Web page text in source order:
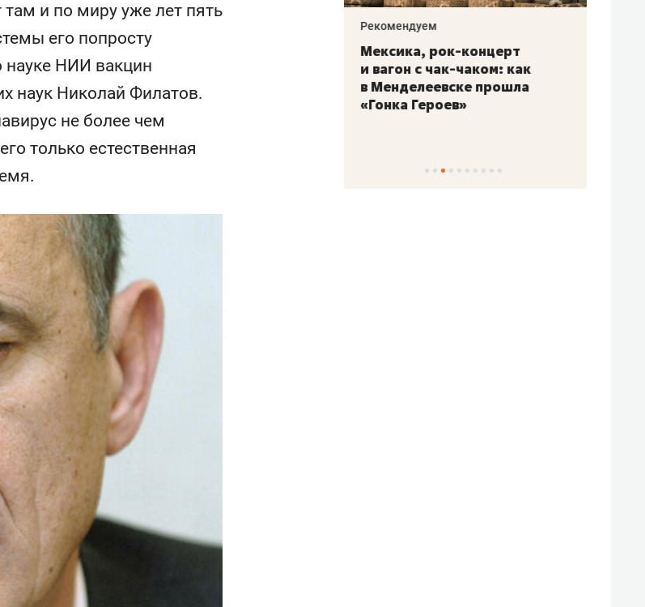
там и по миру уже лет пять
его попросту
науке НИИ вакцин
наук Николай Филатов.
не более чем
только естественная
будет
«Нова»
Опыт выживания в дикой
природе, работа
с ментальным и физическим
состоянием как основа
антихрупких команд
Рекомендуем
Мексика, рок-концерт
и вагон с чак-чаком: как
в Менделеевске прошла
«Гонка Героев»